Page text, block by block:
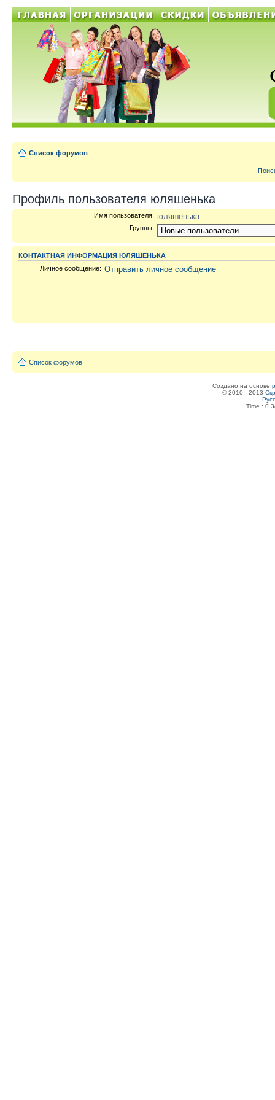
Список форумов
Профиль пользователя юляшенька
Имя пользователя: юляшенька
Группы:
КОНТАКТНАЯ ИНФОРМАЦИЯ ЮЛЯШЕНЬКА
Личное сообщение: Отправить личное сообщение
Список форумов
Создано на основе
© 2010 - 2013
Time :